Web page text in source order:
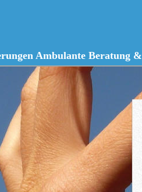
Ambulante Beratung